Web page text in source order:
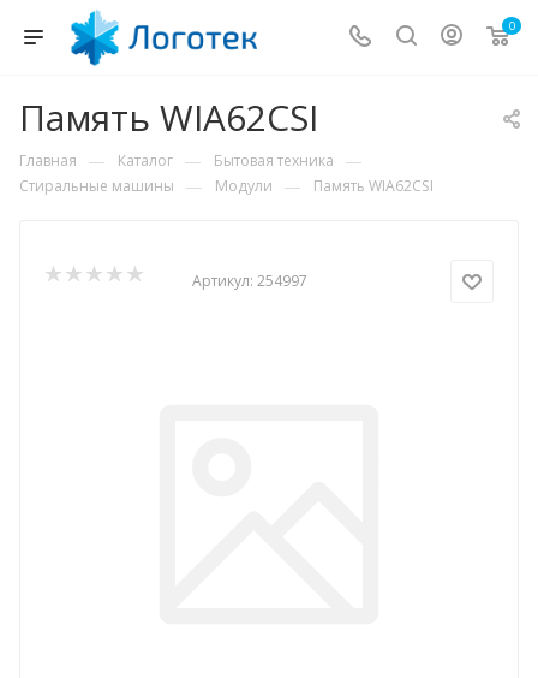
0
Память WIA62CSI
Главная — Каталог — Бытовая техника —
Стиральные машины — Модули — Память WIA62CSI
Артикул: 254997